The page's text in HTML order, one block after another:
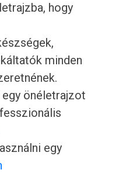
hogy
minden
önéletrajzot
egy